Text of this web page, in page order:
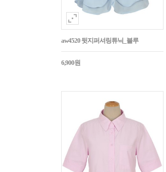
aw4520 뒷지퍼셔링튜닉_블루
6,900원